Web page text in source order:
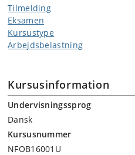
Tilmelding
Eksamen
Kursustype
Arbejdsbelastning
Kursusinformation
Undervisningssprog
Dansk
Kursusnummer
NFOB16001U